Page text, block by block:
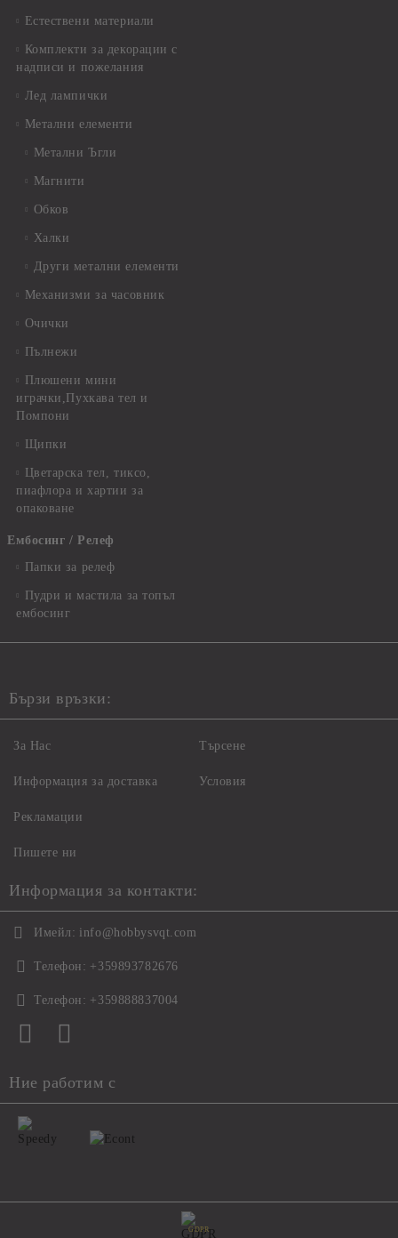
Естествени материали
Комплекти за декорации с
надписи и пожелания
Лед лампички
Метални елементи
Метални Ъгли
Магнити
Обков
Халки
Други метални елементи
Механизми за часовник
Очички
Пълнежи
Плюшени мини
играчки,Пухкава тел и
Помпони
Щипки
Цветарска тел, тиксо,
пиафлора и хартии за
опаковане
Ембосинг / Релеф
Папки за релеф
Пудри и мастила за топъл
ембосинг
Бързи връзки:
За Нас
Информация за доставка
Рекламации
Пишете ни
Търсене
Условия
Информация за контакти:
Имейл: info@hobbysvqt.com
Телефон: +359893782676
Телефон: +359888837004
Ние работим с
GDPR